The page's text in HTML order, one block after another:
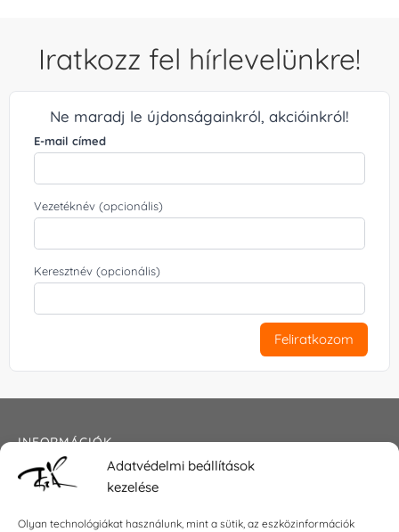
Adatvédelmi beállítások
kezelése
Olyan technológiákat használunk, mint a sütik, az eszközinformációk
Iratkozz fel hírlevelünkre!
Ne maradj le újdonságainkról, akcióinkról!
E-mail címed
Vezetéknév (opcionális)
Keresztnév (opcionális)
Feliratkozom
INFORMÁCIÓK
Általános szerződési feltételek
Impresszum